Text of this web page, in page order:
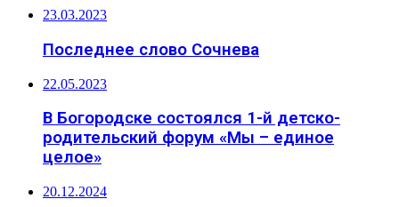
23.03.2023
Последнее слово Сочнева
22.05.2023
В Богородске состоялся 1-й детско-
родительский форум «Мы – единое
целое»
20.12.2024